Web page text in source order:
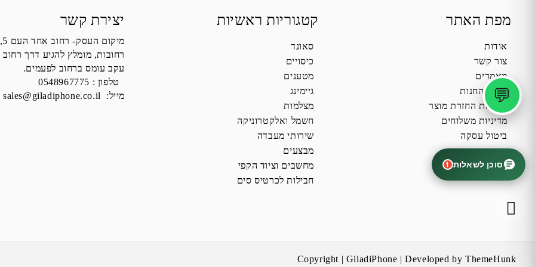
סוכן לשאלות 1
💬
מפת האתר
אודות
צור קשר
מאמרים
תקנון החנות
מדיניות החזרת מוצר
מדיניות משלוחים
ביטול עסקה
קטגוריות ראשיות
סאונד
כיסויים
מטענים
גיימינג
מצלמות
חשמל ואלקטרוניקה
שירותי מעבדה
מבצעים
מחשבים וציוד הקפי
חבילות לכרטיס סים
יצירת קשר
מיקום העסק- רחוב אחד העם 5,
רחובות, מומלץ להגיע דרך רחוב
עקב עומס ברחוב לפעמים.
טלפון : 0548967775
מייל:
sales@giladiphone.co.il
Copyright | GiladiPhone | Developed by ThemeHunk